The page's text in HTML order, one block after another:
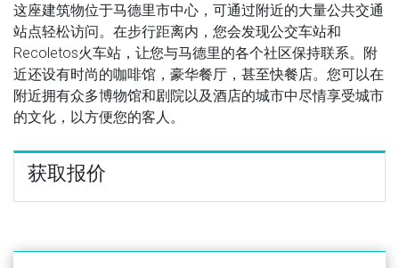
这座建筑物位于马德里市中心，可通过附近的大量公共交通
站点轻松访问。在步行距离内，您会发现公交车站和
Recoletos火车站，让您与马德里的各个社区保持联系。附
近还设有时尚的咖啡馆，豪华餐厅，甚至快餐店。您可以在
附近拥有众多博物馆和剧院以及酒店的城市中尽情享受城市
的文化，以方便您的客人。
获取报价